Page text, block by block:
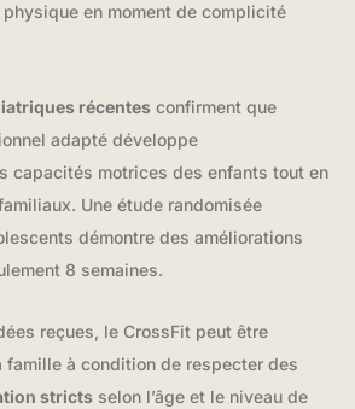
en moment de complicité
récentes confirment que
adapté développe
capacités motrices des enfants tout en
Une étude randomisée
démontre des améliorations
8 semaines.
reçues, le CrossFit peut être
famille à condition de respecter des
stricts selon l’âge et le niveau de